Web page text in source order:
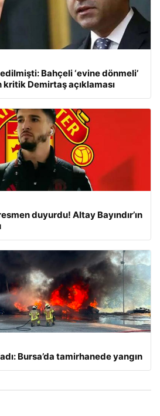
Bahçeli ‘evine dönmeli’
kritik Demirtaş açıklaması
duyurdu! Altay Bayındır’ın
Bursa’da tamirhanede yangın